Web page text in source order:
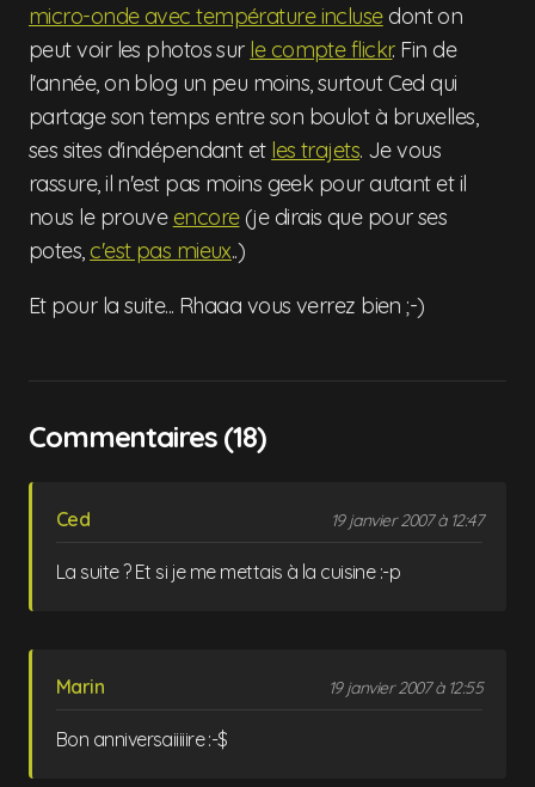
micro-onde avec température inclusedont on
peut voir les photos sur le compte flickr. Fin de
l'année, on blog un peu moins, surtout Ced qui
partage son temps entre son boulot à bruxelles,
ses sites d'indépendant et les trajets. Je vous
rassure, il n'est pas moins geek pour autant et il
nous le prouve encore(je dirais que pour ses
potes, c'est pas mieux..)
Et pour la suite... Rhaaa vous verrez bien ;-)
Commentaires (18)
Ced 19 janvier 2007 à 12:47
La suite ? Et si je me mettais à la cuisine :-p
Marin 19 janvier 2007 à 12:55
Bon anniversaiiiiire :-$